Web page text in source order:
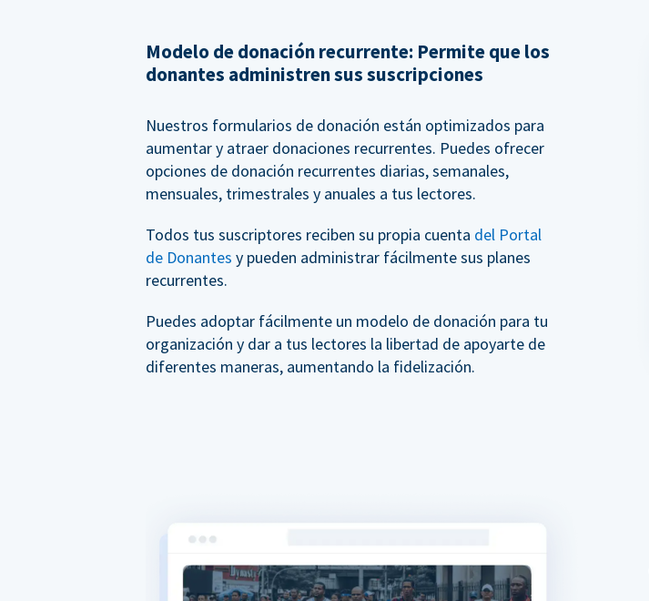
Modelo de donación recurrente: Permite que los
donantes administren sus suscripciones
Nuestros formularios de donación están optimizados para
aumentar y atraer donaciones recurrentes. Puedes ofrecer
opciones de donación recurrentes diarias, semanales,
mensuales, trimestrales y anuales a tus lectores.
Todos tus suscriptores reciben su propia cuenta del Portal
de Donantes y pueden administrar fácilmente sus planes
recurrentes.
Puedes adoptar fácilmente un modelo de donación para tu
organización y dar a tus lectores la libertad de apoyarte de
diferentes maneras, aumentando la fidelización.